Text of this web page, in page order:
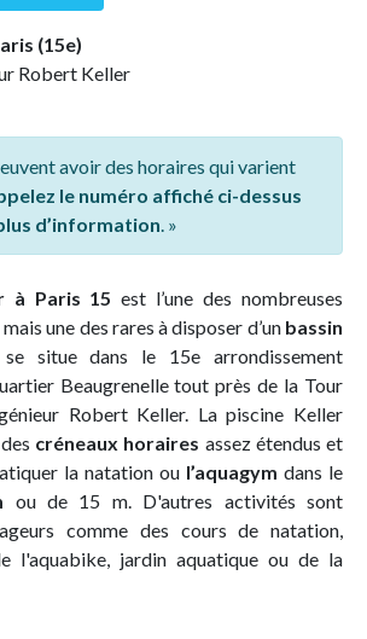
(15e)
Robert Keller
avoir des horaires qui varient
le numéro affiché ci-dessus
d’information. »
à Paris 15 est l’une des nombreuses
mais une des rares à disposer d’un bassin
situe dans le 15e arrondissement
Beaugrenelle tout près de la Tour
Robert Keller. La piscine Keller
créneaux horaires assez étendus et
la natation ou l’aquagym dans le
ou de 15 m. D'autres activités sont
comme des cours de natation,
l'aquabike, jardin aquatique ou de la